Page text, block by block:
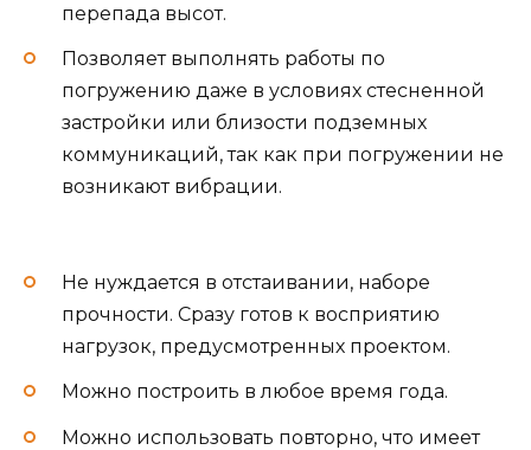
перепада высот.
Позволяет выполнять работы по
погружению даже в условиях стесненной
застройки или близости подземных
коммуникаций, так как при погружении не
возникают вибрации.
Не нуждается в отстаивании, наборе
прочности. Сразу готов к восприятию
нагрузок, предусмотренных проектом.
Можно построить в любое время года.
Можно использовать повторно, что имеет